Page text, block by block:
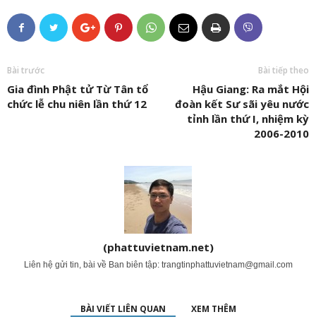
Bài trước
Gia đình Phật tử Từ Tân tổ
chức lễ chu niên lần thứ 12
Bài tiếp theo
Hậu Giang: Ra mắt Hội
đoàn kết Sư sãi yêu nước
tỉnh lần thứ I, nhiệm kỳ
2006-2010
(phattuvietnam.net)
Liên hệ gửi tin, bài về Ban biên tập: trangtinphattuvietnam@gmail.com
BÀI VIẾT LIÊN QUAN XEM THÊM